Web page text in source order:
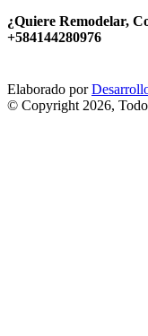
¿Quiere Remodelar,
+584144280976
Elaborado por
© Copyright 2026,